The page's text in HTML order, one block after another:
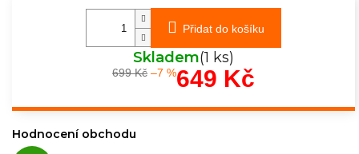
Přidat do košíku
Skladem(1 ks)
699 Kč –7 %649 KčMěrná
Hodnocení obchodu